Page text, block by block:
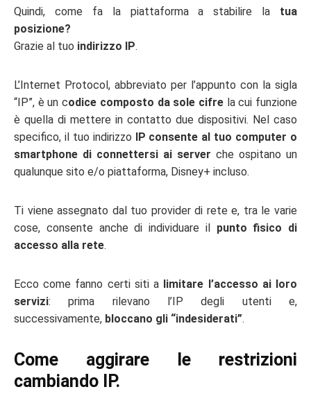
Quindi, come fa la piattaforma a stabilire la tua
posizione?
Grazie al tuo indirizzo IP.
L’Internet Protocol, abbreviato per l’appunto con la sigla
“IP”, è un codice composto da sole cifrela cui funzione
è quella di mettere in contatto due dispositivi. Nel caso
specifico, il tuo indirizzo
IP consente al tuo computer o
smartphone di connettersi ai server che ospitano un
qualunque sito e/o piattaforma, Disney+ incluso.
Ti viene assegnato dal tuo provider di rete e, tra le varie
cose, consente anche di individuare il punto fisico di
accesso alla rete.
Ecco come fanno certi siti a limitare l’accesso ai loro
servizi: prima rilevano l’IP degli utenti e,
successivamente, bloccano gli “indesiderati”.
Come aggirare le restrizioni
cambiando IP.